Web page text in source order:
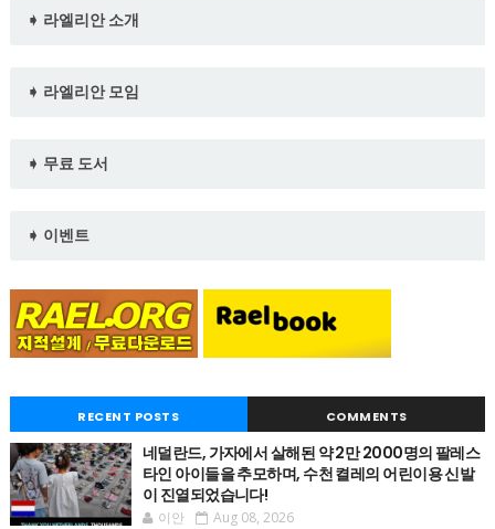
➧ 라엘리안 소개
➧ 라엘리안 모임
➧ 무료 도서
➧ 이벤트
RECENT POSTS COMMENTS
네덜란드, 가자에서 살해된 약 2만 2000명의 팔레스
타인 아이들을 추모하며, 수천 켤레의 어린이용 신발
이 진열되었습니다!
이안 Aug 08, 2026